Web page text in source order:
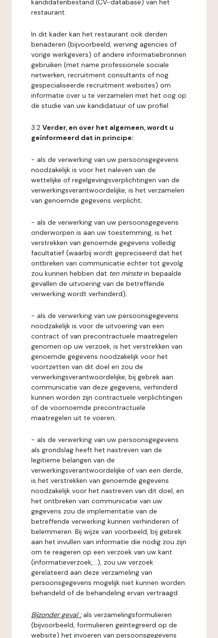
kandidatenbestand (CV-database) van het
restaurant.
In dit kader kan het restaurant ook derden
benaderen (bijvoorbeeld, werving agencies of
vorige werkgevers) of andere informatiebronnen
gebruiken (met name professionele sociale
netwerken, recruitment consultants of nog
gespecialiseerde recruitment websites) om
informatie over u te verzamelen met het oog op
de studie van uw kandidatuur of uw profiel.
3.2 Verder, en over het algemeen, wordt u
geïnformeerd dat in principe:
- als de verwerking van uw persoonsgegevens
noodzakelijk is voor het naleven van de
wettelijke of regelgevingsverplichtingen van de
verwerkingsverantwoordelijke, is het verzamelen
van genoemde gegevens verplicht;
- als de verwerking van uw persoonsgegevens
onderworpen is aan uw toestemming, is het
verstrekken van genoemde gegevens volledig
facultatief (waarbij wordt gepreciseerd dat het
ontbreken van communicatie echter tot gevolg
zou kunnen hebben dat ten minstein bepaalde
gevallen de uitvoering van de betreffende
verwerking wordt verhinderd);
- als de verwerking van uw persoonsgegevens
noodzakelijk is voor de uitvoering van een
contract of van precontractuele maatregelen
genomen op uw verzoek, is het verstrekken van
genoemde gegevens noodzakelijk voor het
voortzetten van dit doel en zou de
verwerkingsverantwoordelijke, bij gebrek aan
communicatie van deze gegevens, verhinderd
kunnen worden zijn contractuele verplichtingen
of de voornoemde precontractuele
maatregelen uit te voeren;
- als de verwerking van uw persoonsgegevens
als grondslag heeft het nastreven van de
legitieme belangen van de
verwerkingsverantwoordelijke of van een derde,
is het verstrekken van genoemde gegevens
noodzakelijk voor het nastreven van dit doel, en
het ontbreken van communicatie van uw
gegevens zou de implementatie van de
betreffende verwerking kunnen verhinderen of
belemmeren. Bij wijze van voorbeeld, bij gebrek
aan het invullen van informatie die nodig zou zijn
om te reageren op een verzoek van uw kant
(informatieverzoek,...), zou uw verzoek
gerelateerd aan deze verzameling van
persoonsgegevens mogelijk niet kunnen worden
behandeld of de behandeling ervan vertraagd.
Bijzonder geval : als verzamelingsformulieren
(bijvoorbeeld, formulieren geïntegreerd op de
website) het invoeren van persoonsgegevens